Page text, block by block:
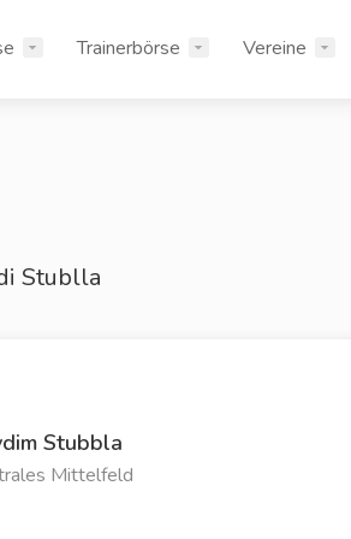
Trainerbörse Vereine
Stublla
Stubbla
Mittelfeld